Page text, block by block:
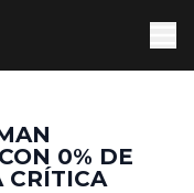
0% DE
CRÍTICA